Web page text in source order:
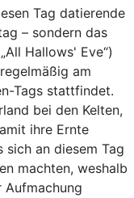
Tag datierende
– sondern das
Hallows' Eve“)
am
Tags stattfindet.
bei den Kelten,
ihre Ernte
sich an diesem Tag
machten, weshalb